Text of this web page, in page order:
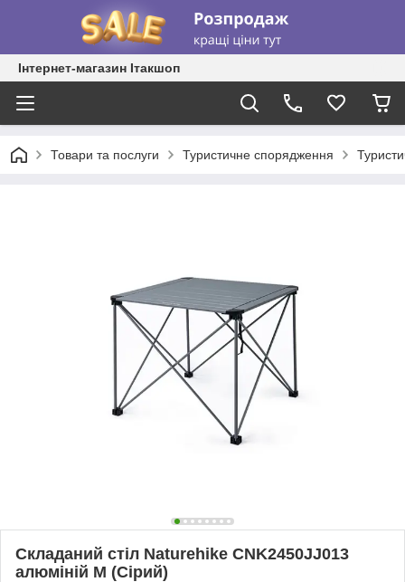
Інтернет-магазин Ітакшоп
Товари та послуги Туристичне спорядження
Складаний стіл Naturehike CNK2450JJ013
алюміній M (Сірий)